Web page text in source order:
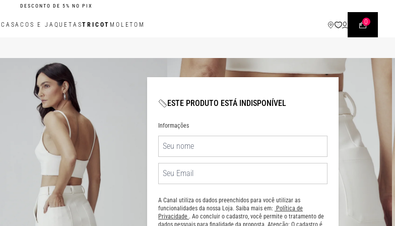
DESCONTO DE 5% NO PIX
CASACOS E JAQUETASTRICOT MOLETOM 0
ESTE PRODUTO ESTÁ INDISPONÍVEL
Informações
A Canal utiliza os dados preenchidos para você utilizar as
funcionalidades da nossa Loja. Saiba mais em:
Política de
Privacidade . Ao concluir o cadastro, você permite o tratamento de
dados pessoais para finalidade da proposta. Atenção: O cadastro é